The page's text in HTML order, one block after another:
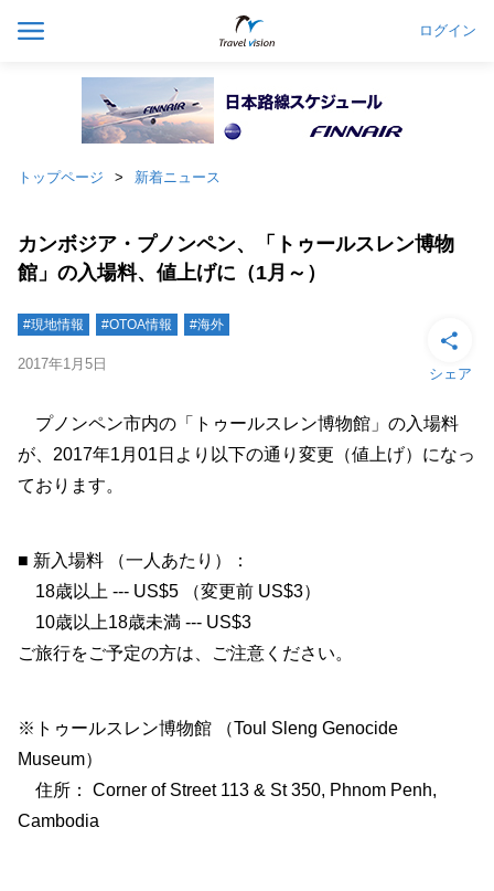
ログイン
トップページ 新着ニュース
カンボジア・プノンペン、「トゥールスレン博物
館」の入場料、値上げに（1月～）
#現地情報 #OTOA情報 #海外
2017年1月5日
シェア
プノンペン市内の「トゥールスレン博物館」の入場料
が、2017年1月01日より以下の通り変更（値上げ）になっ
ております。
■ 新入場料 （一人あたり）：
18歳以上 --- US$5 （変更前 US$3）
10歳以上18歳未満 --- US$3
ご旅行をご予定の方は、ご注意ください。
※トゥールスレン博物館 （Toul Sleng Genocide
Museum）
住所： Corner of Street 113 & St 350, Phnom Penh,
Cambodia